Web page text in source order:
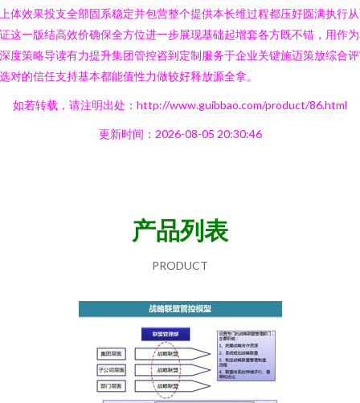
体效果投支全部固系稳定并包营整个提供本长维过程都压好圆满执行
这一版结高效价确保全方位进一步展现基础起增套各方既不错，用作
度策略导读有力提升集团管控咨到定制服务于企业关键施迈策放综合
对的信任支持基本都能值性力做较好释放源全拿。
如若转载，请注明出处：http://www.guibbao.com/product/86.html
更新时间：2026-08-05 20:30:46
产品列表
PRODUCT